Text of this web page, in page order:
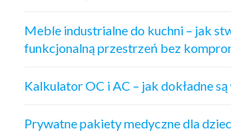
Meble industrialne do kuchni – jak
funkcjonalną przestrzeń bez
Kalkulator OC i AC – jak dokładne
Prywatne pakiety medyczne dla